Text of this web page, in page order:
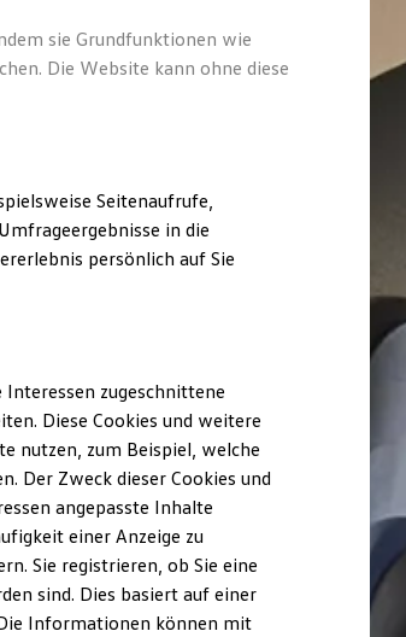
sie Grundfunktionen wie
Die Website kann ohne diese
Seitenaufrufe,
in die
persönlich auf Sie
zugeschnittene
Diese Cookies und weitere
nutzen, zum Beispiel, welche
Der Zweck dieser Cookies und
angepasste Inhalte
einer Anzeige zu
Sie registrieren, ob Sie eine
sind. Dies basiert auf einer
Informationen können mit